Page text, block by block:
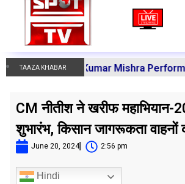
TAAZA KHABAR
Manoj Kumar Mishra Performs Vedic
CM नीतीश ने खरीफ महाभियान-
शुभारंभ, किसान जागरूकता वाहनों
June 20, 2024 2:56 pm
Hindi